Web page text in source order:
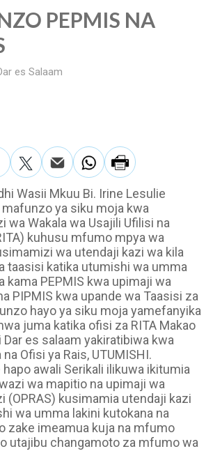
PEPMIS NA
es Salaam
Wasii Mkuu Bi. Irine Lesulie
ya siku moja kwa
wa Wakala wa Usajili Ufilisi na
kuhusu mfumo mpya wa
wa utendaji kazi wa kila
taasisi katika utumishi wa umma
kama PEPMIS kwa upimaji wa
PIPMIS kwa upande wa Taasisi za
hayo ya siku moja yamefanyika
juma katika ofisi za RITA Makao
es salaam yakiratibiwa kwa
Ofisi ya Rais, UTUMISHI.
awali Serikali ilikuwa ikitumia
wa mapitio na upimaji wa
(OPRAS) kusimamia utendaji kazi
wa umma lakini kutokana na
zake imeamua kuja na mfumo
utajibu changamoto za mfumo wa